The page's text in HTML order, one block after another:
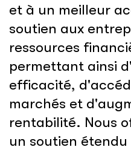
et à un meilleur
soutien aux
ressources
permettant ainsi
efficacité,
marchés et
rentabilité. Nous
un soutien